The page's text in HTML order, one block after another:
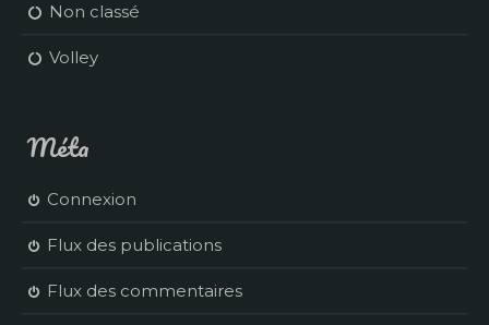
Non classé
Volley
Méta
Connexion
Flux des publications
Flux des commentaires